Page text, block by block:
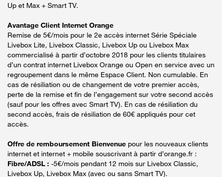
Up et Max + Smart TV.
Avantage Client Internet Orange
Remise de 5€/mois pour le 2e accès internet Série Spéciale
Livebox Lite, Livebox Classic, Livebox Up ou Livebox Max
commercialisé à partir d’octobre 2018 pour les clients titulaires
d’un contrat internet Livebox Orange ou Open en service avec un
regroupement dans le même Espace Client. Non cumulable. En
cas de résiliation ou de changement de votre premier accès,
perte de la remise et fin de l’engagement sur votre second accès
(sauf pour les offres avec Smart TV). En cas de résiliation du
second accès, frais de résiliation de 60€ appliqués pour cet
accès.
Offre de remboursement Bienvenue pour les nouveaux clients
internet et internet + mobile souscrivant à partir d’orange.fr :
Fibre/ADSL : -5€/mois pendant 12 mois sur Livebox Classic,
Livebox Up, Livebox Max (avec ou sans Smart TV).